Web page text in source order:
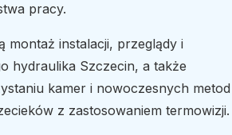
pracy.
montaż instalacji, przeglądy i
hydraulika Szczecin, a także
kamer i nowoczesnych metod
z zastosowaniem termowizji.